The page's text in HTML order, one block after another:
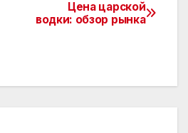
Цена царской
водки: обзор рынка